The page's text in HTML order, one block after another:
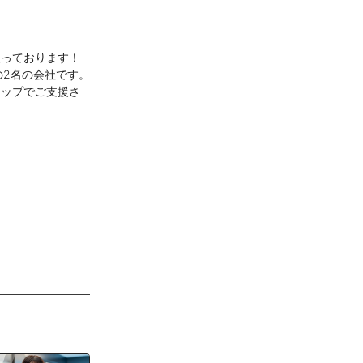
ております！
名の会社です。
プでご支援さ